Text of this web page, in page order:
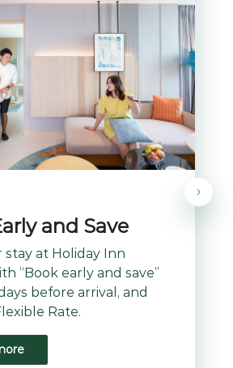
and Save
stay at Holiday Inn
“Book early and save”
before arrival, and
Rate.
›